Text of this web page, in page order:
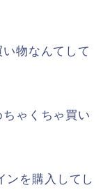
物なんてして
ゃくちゃ買い
ンを購入してし